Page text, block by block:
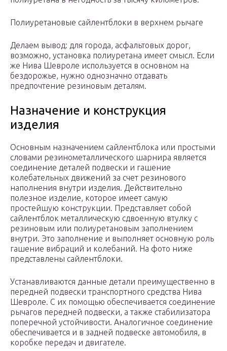
Полиуретановые сайлентблоки в верхнем рычаге
Делаем вывод: для города, асфальтовых дорог,
возможно, установка полиуретана имеет смысл. Если
же Нива Шевроле используется в основном на
бездорожье, нужно однозначно отдавать
предпочтение резиновым деталям.
Назначение и конструкция
изделия
Основным назначением сайлентблока или простыми
словами резинометаллического шарнира является
соединение деталей подвески и гашение
колебательных движений за счет резинового
наполнения внутри изделия. Действительно
полезное изделие, которое имеет самую
простейшую конструкции. Представляет собой
сайлентблок металлическую сдвоенную втулку с
резиновым или полиуретановым заполнением
внутри. Это заполнение и выполняет основную роль
гашение вибраций и колебаний. На фото ниже
представлены сайлентблоки.
Устанавливаются данные детали преимущественно в
передней подвески транспортного средства Нива
Шевроле. С их помощью обеспечивается соединение
рычагов передней подвески, а также стабилизатора
поперечной устойчивости. Аналогичное соединение
обеспечивается и в задней подвеске автомобиля, в
коробке передач и двигателе.